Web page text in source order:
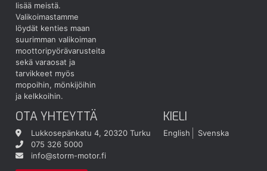
lisää meistä.
Valikoimastamme
löydät kenties maan
suurimman valikoiman
moottoripyörävarusteita
sekä varaosat ja
tarvikkeet myös
mopoihin, mönkijöihin
ja kelkkoihin.
OTA YHTEYTTÄ
Lukkosepänkatu 4, 20320 Turku
075 326 5000
info@storm-motor.fi
KIELI
English Svenska